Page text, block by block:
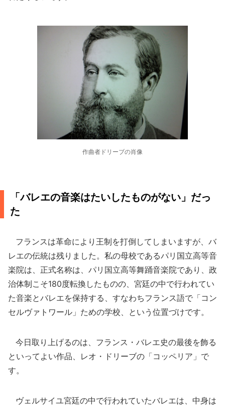
作曲者ドリーブの肖像
「バレエの音楽はたいしたものがない」だっ
た
フランスは革命により王制を打倒してしまいますが、バ
レエの伝統は残りました。私の母校であるパリ国立高等音
楽院は、正式名称は、パリ国立高等舞踊音楽院であり、政
治体制こそ180度転換したものの、宮廷の中で行われてい
た音楽とバレエを保持する、すなわちフランス語で「コン
セルヴァトワール」ための学校、という位置づけです。
今日取り上げるのは、フランス・バレエ史の最後を飾る
といってよい作品、レオ・ドリーブの「コッペリア」で
す。
ヴェルサイユ宮廷の中で行われていたバレエは、中身は